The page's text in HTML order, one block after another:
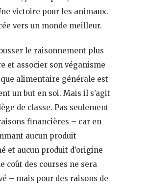
victoire pour les animaux.
vers un monde meilleur.
le raisonnement plus
et associer son véganisme
alimentaire générale est
un but en soi. Mais il s’agit
de classe. Pas seulement
financières – car en
aucun produit
et aucun produit d’origine
coût des courses ne sera
– mais pour des raisons de